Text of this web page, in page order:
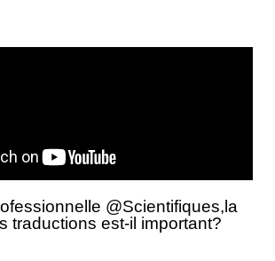
@Scientifiques,la
traductions est-il important?